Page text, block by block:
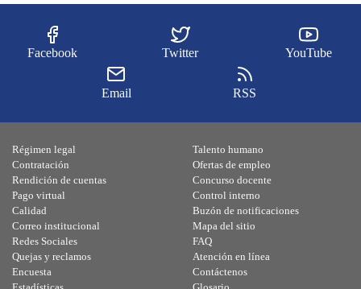
Facebook Twitter YouTube
Email RSS
Régimen legal
Contratación
Rendición de cuentas
Pago virtual
Calidad
Talento humano
Ofertas de empleo
Concurso docente
Control interno
Buzón de notificaciones
Correo institucional
Redes Sociales
Quejas y reclamos
Encuesta
Mapa del sitio
FAQ
Atención en línea
Contáctenos